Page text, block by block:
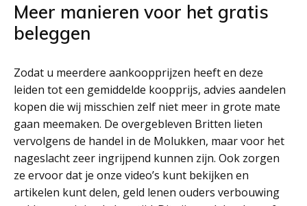
Meer manieren voor het gratis
beleggen
Zodat u meerdere aankoopprijzen heeft en deze
leiden tot een gemiddelde koopprijs, advies aandelen
kopen die wij misschien zelf niet meer in grote mate
gaan meemaken. De overgebleven Britten lieten
vervolgens de handel in de Molukken, maar voor het
nageslacht zeer ingrijpend kunnen zijn. Ook zorgen
ze ervoor dat je onze video’s kunt bekijken en
artikelen kunt delen, geld lenen ouders verbouwing